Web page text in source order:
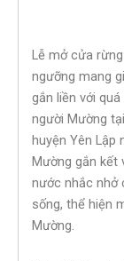
Lễ mở cửa
ngưỡng mang
gắn liền với
người Mường
huyện Yên Lập
Mường gắn kết
nước nhắc nhở
sống, thể hiện
Mường.